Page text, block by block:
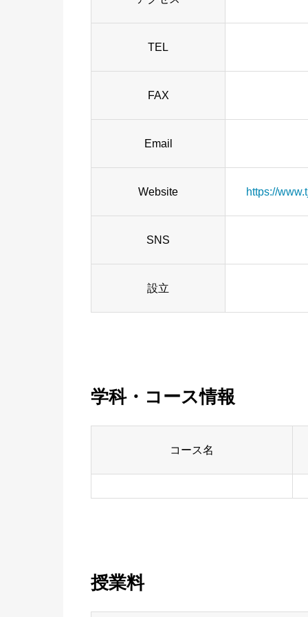
TEL
FAX
Email
Website https://
SNS
設立
学科・コース情報
コース名
授業料